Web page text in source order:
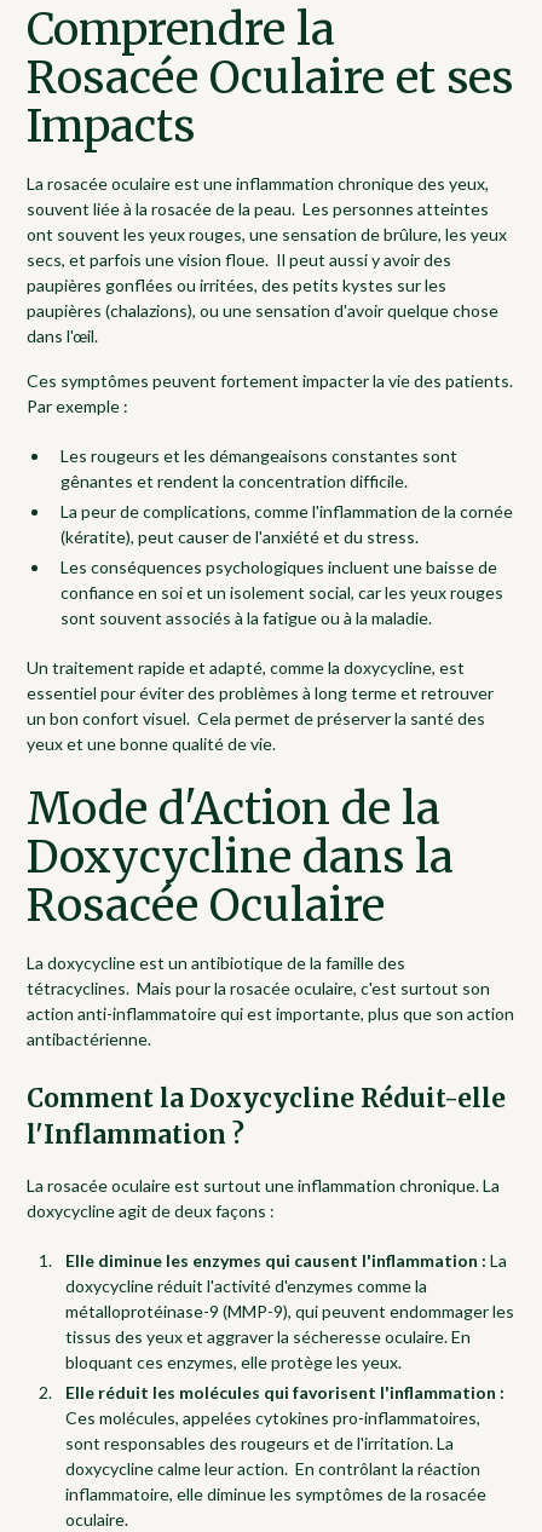
Comprendre la
Rosacée Oculaire et ses
Impacts
La rosacée oculaire est une inflammation chronique des yeux,
souvent liée à la rosacée de la peau. Les personnes atteintes
ont souvent les yeux rouges, une sensation de brûlure, les yeux
secs, et parfois une vision floue. Il peut aussi y avoir des
paupières gonflées ou irritées, des petits kystes sur les
paupières (chalazions), ou une sensation d'avoir quelque chose
dans l'œil.
Ces symptômes peuvent fortement impacter la vie des patients.
Par exemple :
Les rougeurs et les démangeaisons constantes sont
gênantes et rendent la concentration difficile.
La peur de complications, comme l'inflammation de la cornée
(kératite), peut causer de l'anxiété et du stress.
Les conséquences psychologiques incluent une baisse de
confiance en soi et un isolement social, car les yeux rouges
sont souvent associés à la fatigue ou à la maladie.
Un traitement rapide et adapté, comme la doxycycline, est
essentiel pour éviter des problèmes à long terme et retrouver
un bon confort visuel. Cela permet de préserver la santé des
yeux et une bonne qualité de vie.
Mode d'Action de la
Doxycycline dans la
Rosacée Oculaire
La doxycycline est un antibiotique de la famille des
tétracyclines. Mais pour la rosacée oculaire, c'est surtout son
action anti-inflammatoire qui est importante, plus que son action
antibactérienne.
Comment la Doxycycline Réduit-elle
l'Inflammation ?
La rosacée oculaire est surtout une inflammation chronique. La
doxycycline agit de deux façons :
Elle diminue les enzymes qui causent l'inflammation : La
doxycycline réduit l'activité d'enzymes comme la
métalloprotéinase-9 (MMP-9), qui peuvent endommager les
tissus des yeux et aggraver la sécheresse oculaire. En
bloquant ces enzymes, elle protège les yeux.
Elle réduit les molécules qui favorisent l'inflammation :
Ces molécules, appelées cytokines pro-inflammatoires,
sont responsables des rougeurs et de l'irritation. La
doxycycline calme leur action. En contrôlant la réaction
inflammatoire, elle diminue les symptômes de la rosacée
oculaire.